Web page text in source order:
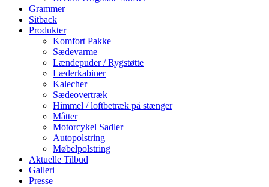
Grammer
Sitback
Produkter
Komfort Pakke
Sædevarme
Lændepuder / Rygstøtte
Læderkabiner
Kalecher
Sædeovertræk
Himmel / loftbetræk på stænger
Måtter
Motorcykel Sadler
Autopolstring
Møbelpolstring
Aktuelle Tilbud
Galleri
Presse